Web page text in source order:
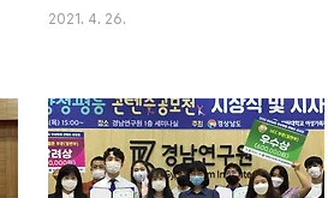
해 그렇게 넘어갔다. 결과가 나오고 심사했던
우리 사진 기자가 보도자료보다 먼저 연락이
온다. 기사 다뤄달라고. 건강가정 관련해 내
2021. 4. 26.